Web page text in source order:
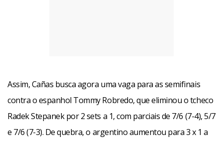
Assim, Cañas busca agora uma vaga para as semifinais
contra o espanhol Tommy Robredo, que eliminou o tcheco
Radek Stepanek por 2 sets a 1, com parciais de 7/6 (7-4), 5/7
e 7/6 (7-3). De quebra, o argentino aumentou para 3 x 1 a